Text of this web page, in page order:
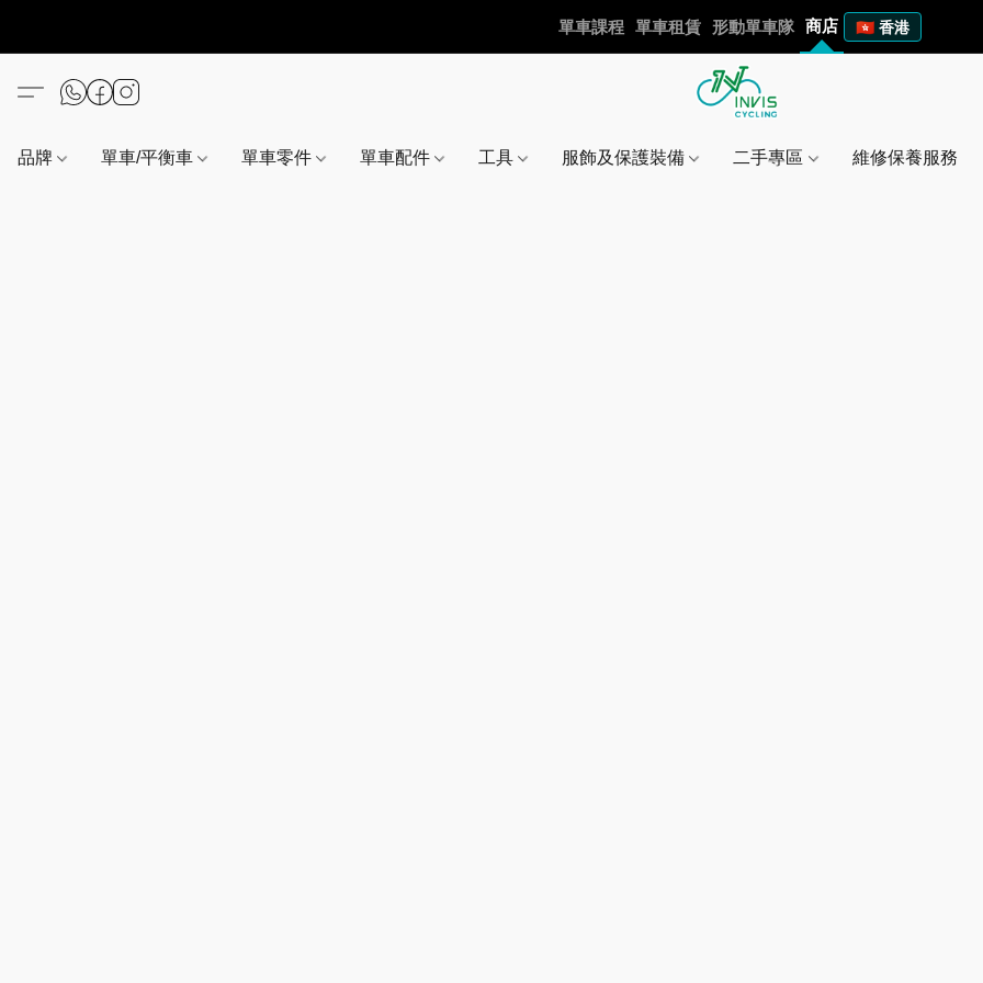
單車課程 單車租賃 形動單車隊 商店 🇭🇰 香港
品牌 單車/平衡車 單車零件 單車配件 工具 服飾及保護裝備 二手專區 維修保養服務